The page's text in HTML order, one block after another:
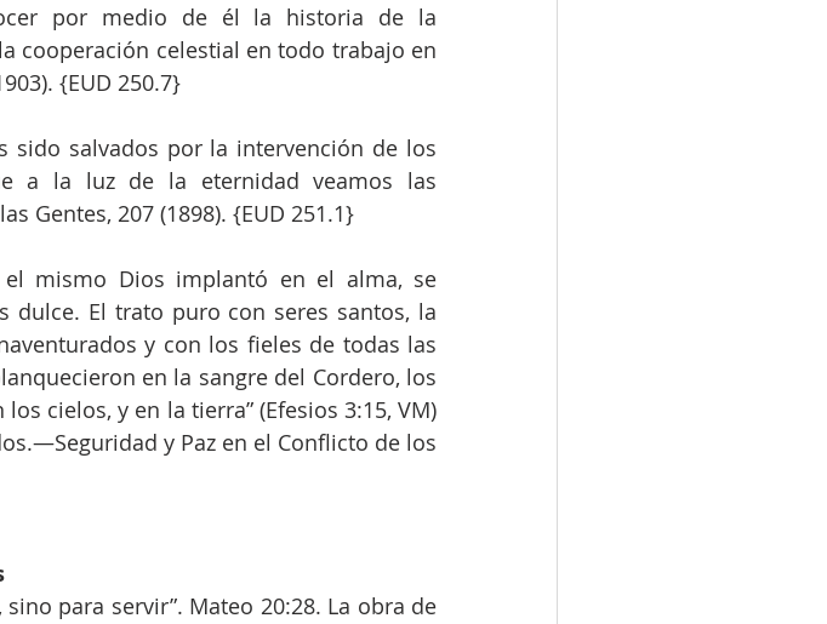
por medio de él la historia de la
cooperación celestial en todo trabajo en
{EUD 250.7}
sido salvados por la intervención de los
a la luz de la eternidad veamos las
Gentes, 207 (1898). {EUD 251.1}
mismo Dios implantó en el alma, se
dulce. El trato puro con seres santos, la
y con los fieles de todas las
en la sangre del Cordero, los
cielos, y en la tierra” (Efesios 3:15, VM)
y Paz en el Conflicto de los
para servir”. Mateo 20:28. La obra de